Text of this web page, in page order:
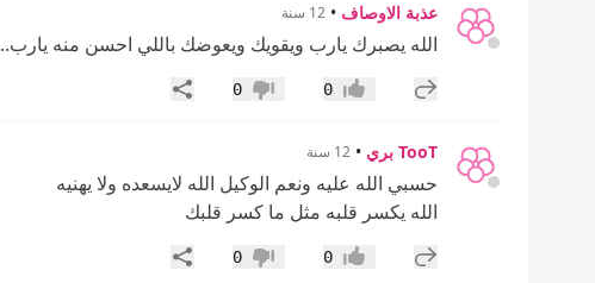
عذبة الاوصاف • 12 سنة
الله يصبرك يارب ويقويك ويعوضك باللي احسن منه يارب..
إضافة رد جديد
إعجاب0 عدم إعجاب
0 مشاركة
TooT بري • 12 سنة
حسبي الله عليه ونعم الوكيل الله لايسعده ولا يهنيه
الله يكسر قلبه مثل ما كسر قلبك
إضافة رد جديد
إعجاب0 عدم إعجاب
0 مشاركة